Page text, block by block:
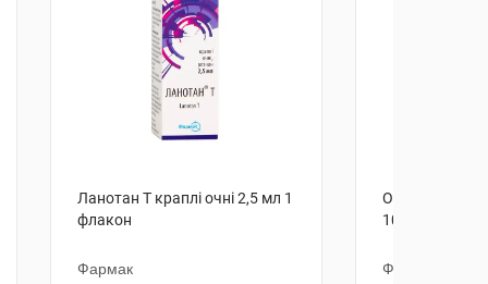
Ланотан Т краплі очні 2,5 мл 1
флакон
Фармак
Офтимол
10 мл 1
Фармак